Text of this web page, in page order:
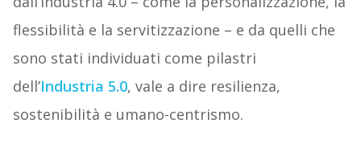
flessibilità e la servitizzazione – e da quelli che
sono stati individuati come pilastri
dell’Industria 5.0, vale a dire resilienza,
sostenibilità e umano-centrismo.